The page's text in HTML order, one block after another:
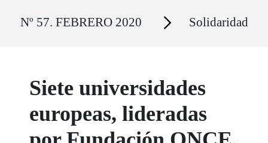
Nº 57. FEBRERO 2020 Secciones Solidaridad
Siete universidades
europeas, lideradas